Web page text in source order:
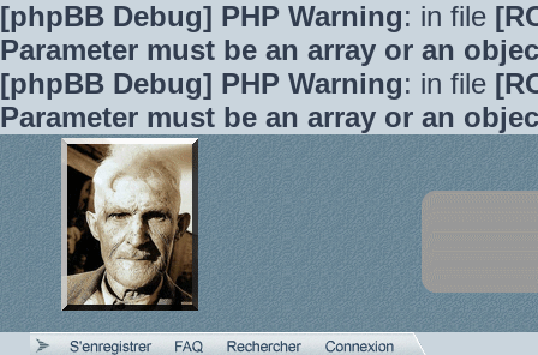
[phpBB Debug] PHP Warning: in file
Parameter must be an array or an
[phpBB Debug] PHP Warning: in file
Parameter must be an array or an